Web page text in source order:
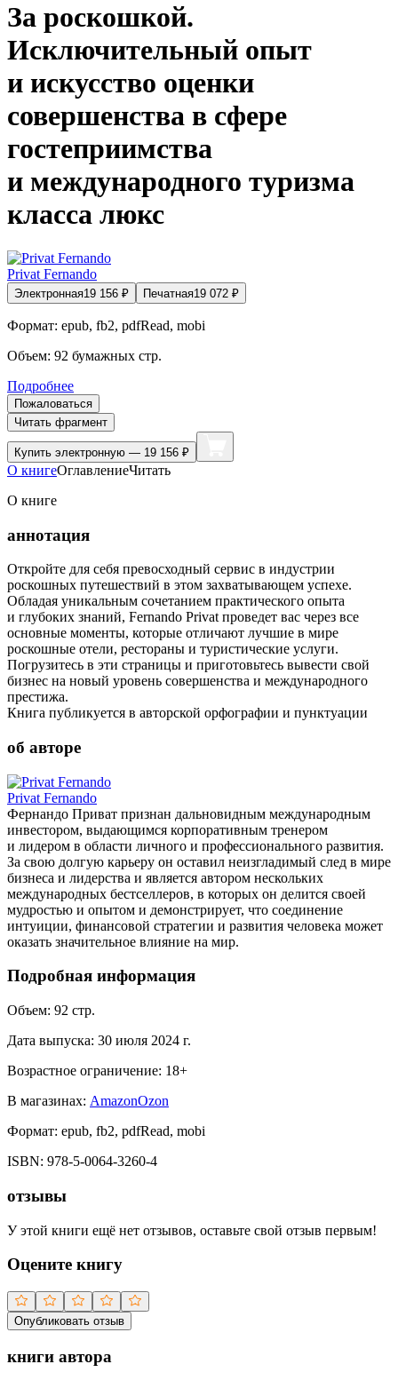
За роскошкой.
Исключительный опыт
и искусство оценки
совершенства в сфере
гостеприимства
и международного туризма
класса люкс
Privat Fernando
Электронная19 156 ₽ Печатная19 072 ₽
Формат: epub, fb2, pdfRead, mobi
Объем: 92 бумажных стр.
Подробнее
Пожаловаться
Читать фрагмент
Купить электронную — 19 156 ₽
О книгеОглавлениеЧитать
О книге
аннотация
Откройте для себя превосходный сервис в индустрии
роскошных путешествий в этом захватывающем успехе.
Обладая уникальным сочетанием практического опыта
и глубоких знаний, Fernando Privat проведет вас через все
основные моменты, которые отличают лучшие в мире
роскошные отели, рестораны и туристические услуги.
Погрузитесь в эти страницы и приготовьтесь вывести свой
бизнес на новый уровень совершенства и международного
престижа.
Книга публикуется в авторской орфографии и пунктуации
об авторе
Privat Fernando
Фернандо Приват признан дальновидным международным
инвестором, выдающимся корпоративным тренером
и лидером в области личного и профессионального развития.
За свою долгую карьеру он оставил неизгладимый след в мире
бизнеса и лидерства и является автором нескольких
международных бестселлеров, в которых он делится своей
мудростью и опытом и демонстрирует, что соединение
интуиции, финансовой стратегии и развития человека может
оказать значительное влияние на мир.
Подробная информация
Объем: 92 стр.
Дата выпуска: 30 июля 2024 г.
Возрастное ограничение: 18+
В магазинах: AmazonOzon
Формат: epub, fb2, pdfRead, mobi
ISBN: 978-5-0064-3260-4
отзывы
У этой книги ещё нет отзывов, оставьте свой отзыв первым!
Оцените книгу
Опубликовать отзыв
книги автора